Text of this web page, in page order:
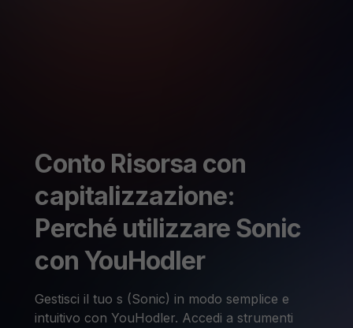
Conto Risorsa con
capitalizzazione:
Perché utilizzare Sonic
con YouHodler
Gestisci il tuo s (Sonic) in modo semplice e
intuitivo con YouHodler. Accedi a strumenti